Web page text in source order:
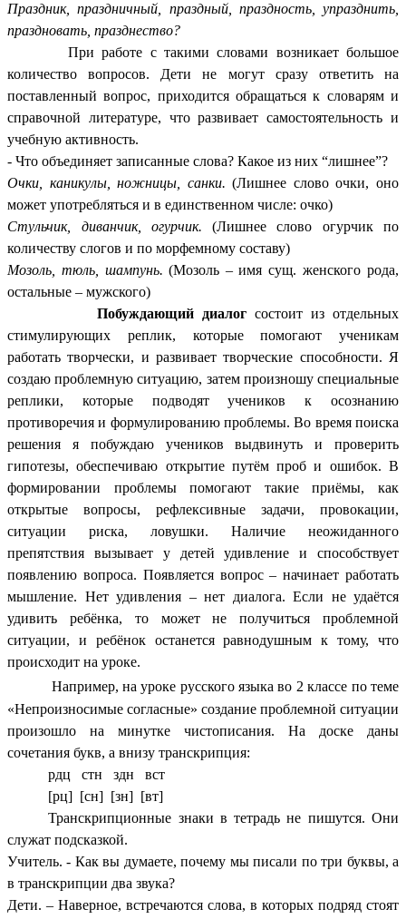
Праздник, праздничный, праздный, праздность, упразднить,
праздновать, празднество?
При работе с такими словами возникает большое
количество вопросов. Дети не могут сразу ответить на
поставленный вопрос, приходится обращаться к словарям и
справочной литературе, что развивает самостоятельность и
учебную активность.
- Что объединяет записанные слова? Какое из них “лишнее”?
Очки, каникулы, ножницы, санки. (Лишнее слово очки, оно
может употребляться и в единственном числе: очко)
Стульчик, диванчик, огурчик.
(Лишнее слово огурчик по
количеству слогов и по морфемному составу)
Мозоль, тюль, шампунь. (Мозоль – имя сущ. женского рода,
остальные – мужского)
Побуждающий диалог состоит из отдельных
стимулирующих реплик, которые помогают ученикам
работать творчески, и развивает творческие способности. Я
создаю проблемную ситуацию, затем произношу специальные
реплики, которые подводят учеников к осознанию
противоречия и формулированию проблемы. Во время поиска
решения я побуждаю учеников выдвинуть и проверить
гипотезы, обеспечиваю открытие путём проб и ошибок. В
формировании проблемы помогают такие приёмы, как
открытые вопросы, рефлексивные задачи, провокации,
ситуации риска, ловушки. Наличие неожиданного
препятствия вызывает у детей удивление и способствует
появлению вопроса. Появляется вопрос – начинает работать
мышление. Нет удивления – нет диалога. Если не удаётся
удивить ребёнка, то может не получиться проблемной
ситуации, и ребёнок останется равнодушным к тому, что
происходит на уроке.
Например, на уроке русского языка во 2 классе по теме
«Непроизносимые согласные» создание проблемной ситуации
произошло на минутке чистописания. На доске даны
сочетания букв, а внизу транскрипция:
рдц стн здн вст
[рц] [сн] [зн] [вт]
Транскрипционные знаки в тетрадь не пишутся. Они
служат подсказкой.
Учитель. - Как вы думаете, почему мы писали по три буквы, а
в транскрипции два звука?
Дети. – Наверное, встречаются слова, в которых подряд стоят